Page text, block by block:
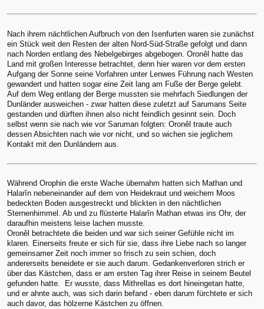
Nach ihrem nächtlichen Aufbruch von den Isenfurten waren sie zunächst
ein Stück weit den Resten der alten Nord-Süd-Straße gefolgt und dann
nach Norden entlang des Nebelgebirges abgebogen. Oronêl hatte das
Land mit großen Interesse betrachtet, denn hier waren vor dem ersten
Aufgang der Sonne seine Vorfahren unter Lenwes Führung nach Westen
gewandert und hatten sogar eine Zeit lang am Fuße der Berge gelebt.
Auf dem Weg entlang der Berge mussten sie mehrfach Siedlungen der
Dunländer ausweichen - zwar hatten diese zuletzt auf Sarumans Seite
gestanden und dürften ihnen also nicht feindlich gesinnt sein. Doch
selbst wenn sie nach wie vor Saruman folgten: Oronêl traute auch
dessen Absichten nach wie vor nicht, und so wichen sie jeglichem
Kontakt mit den Dunländern aus.
Während Orophin die erste Wache übernahm hatten sich Mathan und
Halarîn nebeneinander auf dem von Heidekraut und weichem Moos
bedeckten Boden ausgestreckt und blickten in den nächtlichen
Sternenhimmel. Ab und zu flüsterte Halarîn Mathan etwas ins Ohr, der
daraufhin meistens leise lachen musste.
Oronêl betrachtete die beiden und war sich seiner Gefühle nicht im
klaren. Einerseits freute er sich für sie, dass ihre Liebe nach so langer
gemeinsamer Zeit noch immer so frisch zu sein schien, doch
andererseits beneidete er sie auch darum. Gedankenverloren strich er
über das Kästchen, dass er am ersten Tag ihrer Reise in seinem Beutel
gefunden hatte. Er wusste, dass Mithrellas es dort hineingetan hatte,
und er ahnte auch, was sich darin befand - eben darum fürchtete er sich
auch davor, das hölzerne Kästchen zu öffnen.